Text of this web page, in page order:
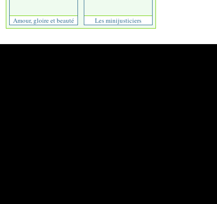
Amour, gloire et beauté Les minijusticiers